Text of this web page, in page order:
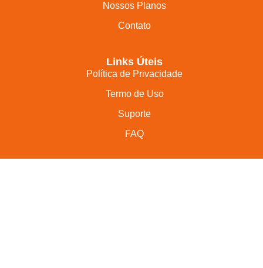
Nossos Planos
Contato
Links Úteis
Política de Privacidade
Termo de Uso
Suporte
FAQ